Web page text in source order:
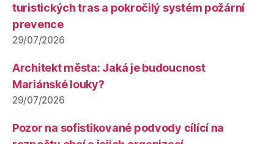
turistických tras a pokročilý systém požární
prevence
29/07/2026
Architekt města: Jaká je budoucnost
Mariánské louky?
29/07/2026
Pozor na sofistikované podvody cílící na